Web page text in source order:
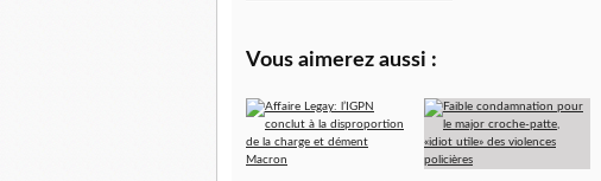
Vous aimerez aussi :